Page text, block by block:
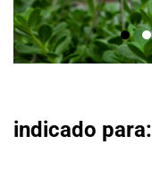
indicado para: